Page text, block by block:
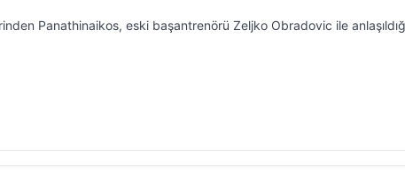
Panathinaikos, eski başantrenörü Zeljko Obradovic ile